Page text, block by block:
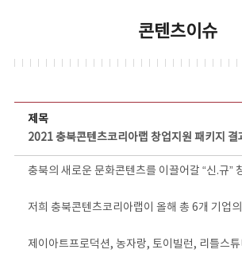
콘텐츠이슈
제목
2021 충북콘텐츠코리아랩 창업지원 패키지 결
충북의 새로운 문화콘텐츠를 이끌어갈 “신.규”
저희 충북콘텐츠코리아랩이 올해 총 6개 기업
제이아트프로덕션, 농자랑, 토이빌런, 리틀스